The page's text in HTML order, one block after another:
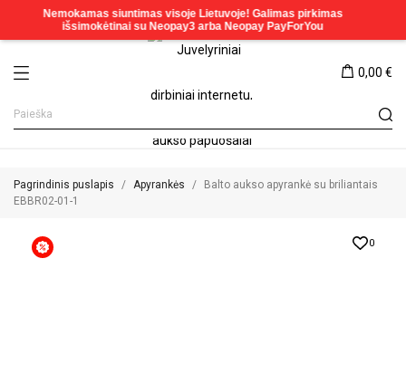
0,00 €
Pagrindinis puslapis Apyrankės
Balto aukso apyrankė su briliantais
EBBR02-01-1
0